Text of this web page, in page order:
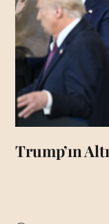
Trump’ın